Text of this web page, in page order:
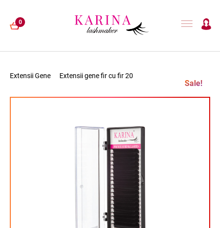
0
Extensii Gene Extensii gene fir cu fir 20
Sale!